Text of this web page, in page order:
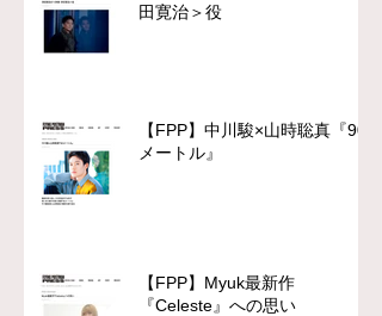
田寛治＞役
【FPP】中川駿×山時聡真『90
メートル』
【FPP】Myuk最新作
『Celeste』への思い